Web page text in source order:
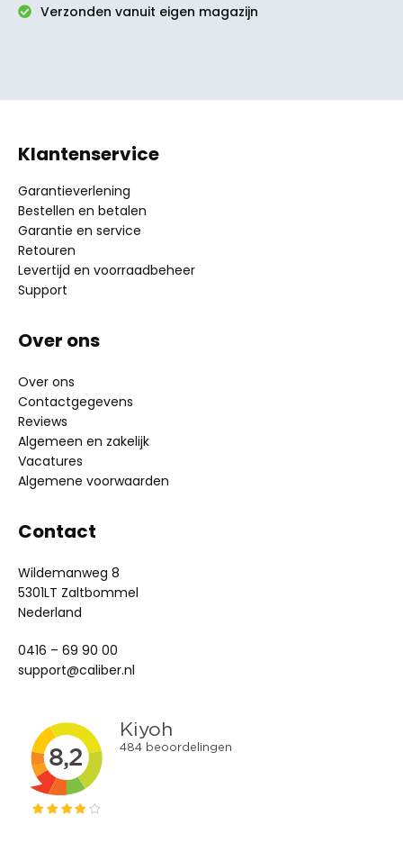
Verzonden vanuit eigen magazijn
Klantenservice
Garantieverlening
Bestellen en betalen
Garantie en service
Retouren
Levertijd en voorraadbeheer
Support
Over ons
Over ons
Contactgegevens
Reviews
Algemeen en zakelijk
Vacatures
Algemene voorwaarden
Contact
Wildemanweg 8
5301LT Zaltbommel
Nederland
0416 – 69 90 00
support@caliber.nl